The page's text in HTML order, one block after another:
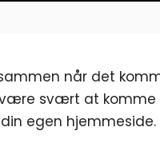
når det
svært at
egen hjemmeside.